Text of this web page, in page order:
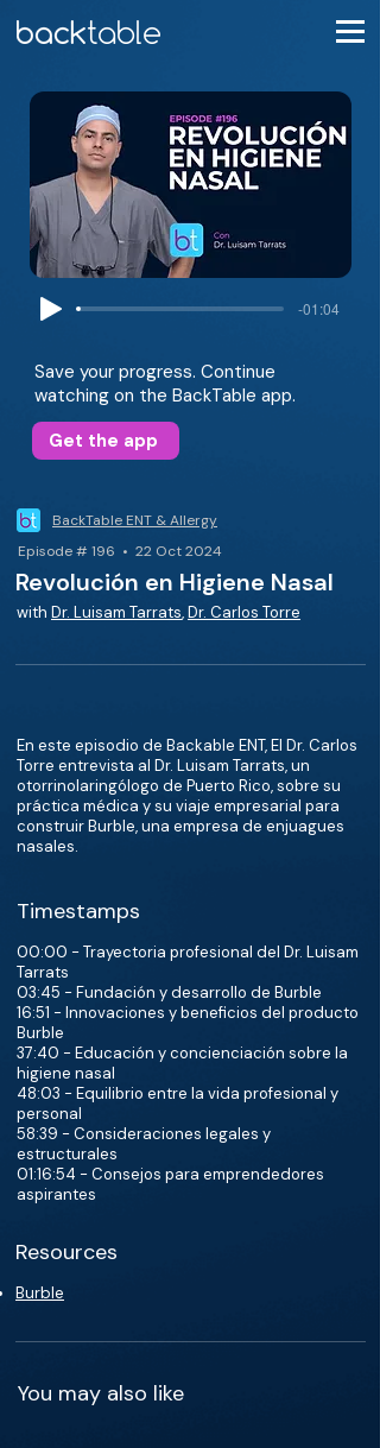
-01:04
Save your progress. Continue
watching on the BackTable app.
Get the app
BackTable ENT & Allergy
Episode # 196 • 22 Oct 2024
Revolución en Higiene Nasal
with Dr. Luisam Tarrats,Dr. Carlos Torre
En este episodio de Backable ENT, El Dr. Carlos
Torre entrevista al Dr. Luisam Tarrats, un
otorrinolaringólogo de Puerto Rico, sobre su
práctica médica y su viaje empresarial para
construir Burble, una empresa de enjuagues
nasales.
Timestamps
00:00 - Trayectoria profesional del Dr. Luisam
Tarrats
03:45 - Fundación y desarrollo de Burble
16:51 - Innovaciones y beneficios del producto
Burble
37:40 - Educación y concienciación sobre la
higiene nasal
48:03 - Equilibrio entre la vida profesional y
personal
58:39 - Consideraciones legales y
estructurales
01:16:54 - Consejos para emprendedores
aspirantes
Resources
Burble
You may also like